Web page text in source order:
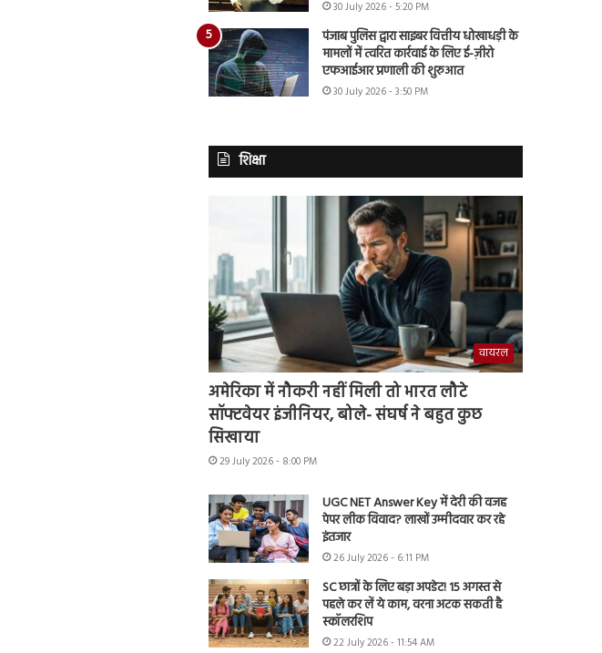
30 July 2026 - 5:20 PM
पंजाब पुलिस द्वारा साइबर वित्तीय धोखाधड़ी के
मामलों में त्वरित कार्रवाई के लिए ई-ज़ीरो
एफआईआर प्रणाली की शुरुआत
30 July 2026 - 3:50 PM
शिक्षा
वायरल
अमेरिका में नौकरी नहीं मिली तो भारत लौटे
सॉफ्टवेयर इंजीनियर, बोले- संघर्ष ने बहुत कुछ
सिखाया
29 July 2026 - 8:00 PM
UGC NET Answer Key में देरी की वजह
पेपर लीक विवाद? लाखों उम्मीदवार कर रहे
इंतजार
26 July 2026 - 6:11 PM
SC छात्रों के लिए बड़ा अपडेट! 15 अगस्त से
पहले कर लें ये काम, वरना अटक सकती है
स्कॉलरशिप
22 July 2026 - 11:54 AM